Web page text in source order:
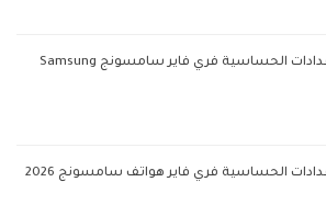
أفضل إعدادات الحساسية فري فاير سامسونج Samsung
الحساسية فري فاير هواتف سامسونج 2026